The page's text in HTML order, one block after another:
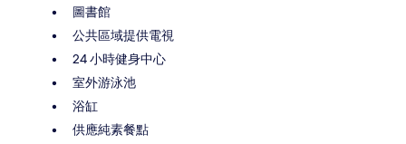
圖書館
公共區域提供電視
24 小時健身中心
室外游泳池
浴缸
供應純素餐點